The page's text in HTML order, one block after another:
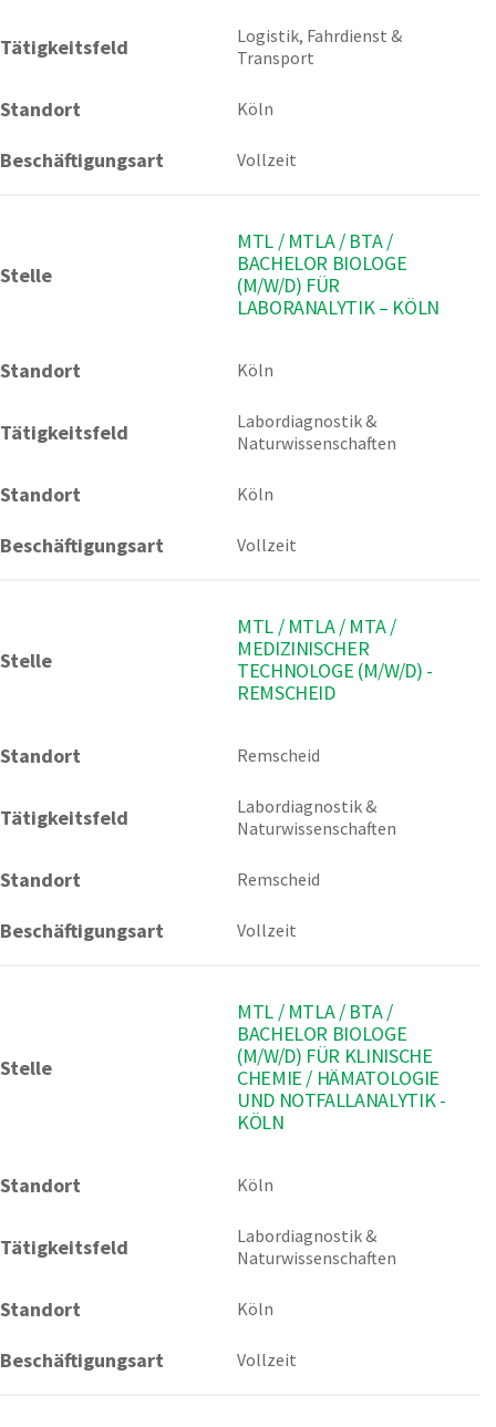
Tätigkeitsfeld
Logistik, Fahrdienst &
Transport
Standort Köln
Beschäftigungsart Vollzeit
Stelle
MTL / MTLA / BTA /
BACHELOR BIOLOGE
(M/W/D) FÜR
LABORANALYTIK – KÖLN
Standort Köln
Tätigkeitsfeld
Labordiagnostik &
Naturwissenschaften
Standort Köln
Beschäftigungsart Vollzeit
Stelle
MTL / MTLA / MTA /
MEDIZINISCHER
TECHNOLOGE (M/W/D) -
REMSCHEID
Standort Remscheid
Tätigkeitsfeld
Labordiagnostik &
Naturwissenschaften
Standort Remscheid
Beschäftigungsart Vollzeit
Stelle
MTL / MTLA / BTA /
BACHELOR BIOLOGE
(M/W/D) FÜR KLINISCHE
CHEMIE / HÄMATOLOGIE
UND NOTFALLANALYTIK -
KÖLN
Standort Köln
Tätigkeitsfeld
Labordiagnostik &
Naturwissenschaften
Standort Köln
Beschäftigungsart Vollzeit